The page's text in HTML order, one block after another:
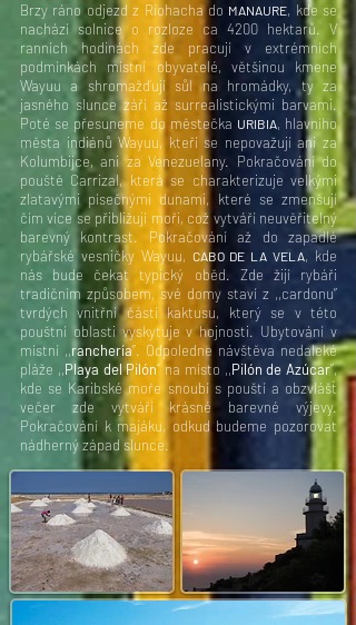
Brzy ráno odjezd z Riohacha do MANAURE, kde se
nachází solnice o rozloze ca 4200 hektarů. V
ranních hodinách zde pracují v extrémních
podmínkách místní obyvatelé, většinou kmene
Wayuu a shromažďují sůl na hromádky, ty za
jasného slunce září až surrealistickými barvami.
Poté se přesuneme do městečka URIBIA, hlavního
města indiánů Wayuu, kteří se nepovažují ani za
Kolumbijce, ani za Venezuelany. Pokračování do
pouště Carrizal, která se charakterizuje velkými
zlatavými písečnými dunami, které se zmenšují
čím více se přibližují moři, což vytváří neuvěřitelný
barevný kontrast. Pokračování až do zapadlé
rybářské vesničky Wayuu, CABO DE LA VELA, kde
nás bude čekat typický oběd. Zde žijí rybáři
tradičním způsobem, své domy staví z ,,cardonu”
tvrdých vnitřní částí kaktusu, který se v této
pouštní oblasti vyskytuje v hojnosti. Ubytování v
místní ,,ranchería”. Odpoledne návštěva nedaleké
pláže ,,Playa del Pilón” na místo ,,Pilón de Azúcar”,
kde se Karibské moře snoubí s pouští a obzvlášť
večer zde vytváří krásné barevné výjevy.
Pokračování k majáku, odkud budeme pozorovat
nádherný západ slunce.